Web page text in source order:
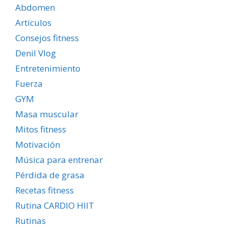
Abdomen
Artículos
Consejos fitness
Denil Vlog
Entretenimiento
Fuerza
GYM
Masa muscular
Mitos fitness
Motivación
Música para entrenar
Pérdida de grasa
Recetas fitness
Rutina CARDIO HIIT
Rutinas